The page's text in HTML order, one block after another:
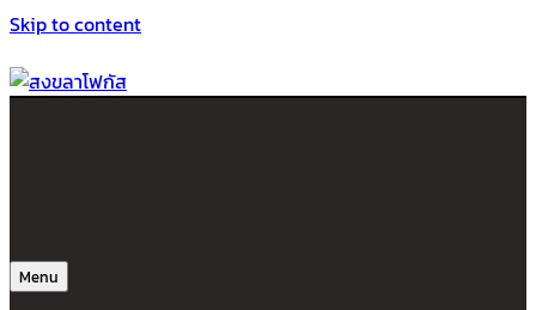
Skip to content
Menu